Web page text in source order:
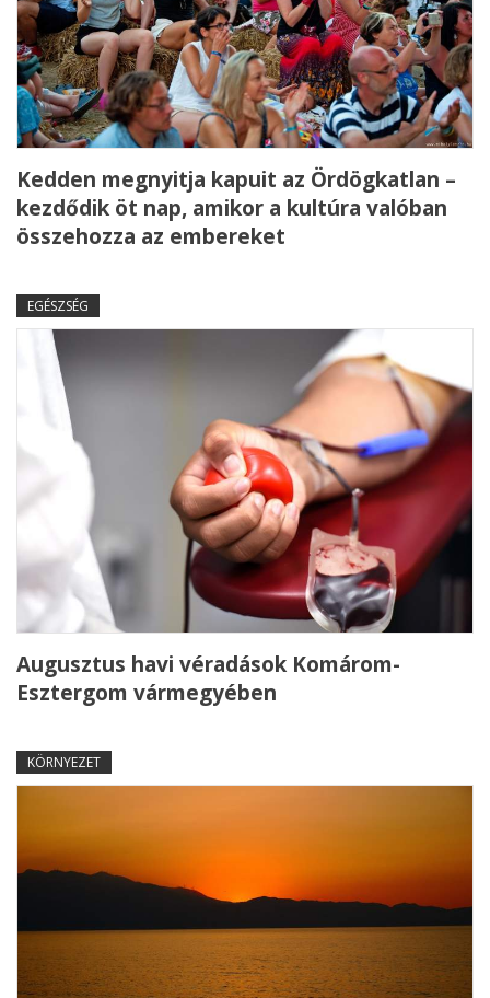
Kedden megnyitja kapuit az Ördögkatlan –
kezdődik öt nap, amikor a kultúra valóban
összehozza az embereket
EGÉSZSÉG
Augusztus havi véradások Komárom-
Esztergom vármegyében
KÖRNYEZET